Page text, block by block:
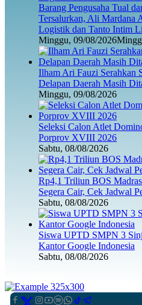
Barang Pengusaha Tual
Tersalurkan, Ali Mardana
Logistik dan Tanto Intim
Minggu, 09/08/2026
Ilham Ari Fauzi Serahkan
Delapan Daerah Masih
Minggu, 09/08/2026
Seleksi Calon Atlet
Porprov XVIII 2026
Sabtu, 08/08/2026
Rp4,1 Triliun BOS
Segera Cair, Cek Jadwal
Sabtu, 08/08/2026
Siswa UPTD SMPN 3
Kantor Google Indonesia
Sabtu, 08/08/2026